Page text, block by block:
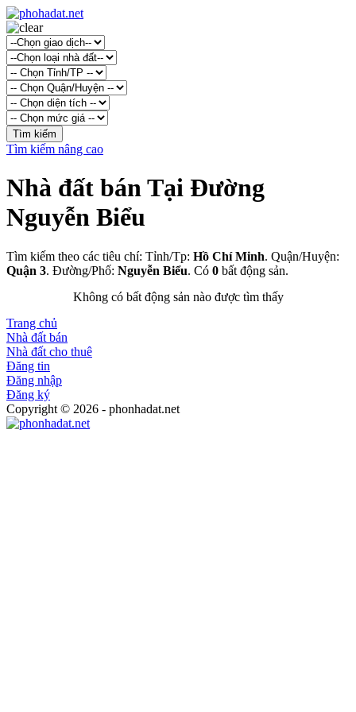
Tìm kiếm nâng cao
Nhà đất bán Tại Đường
Nguyễn Biểu
Tìm kiếm theo các tiêu chí: Tỉnh/Tp: Hồ Chí Minh. Quận/Huyện:
Quận 3. Đường/Phố: Nguyễn Biểu. Có 0 bất động sản.
Không có bất động sản nào được tìm thấy
Trang chủ
Nhà đất bán
Nhà đất cho thuê
Đăng tin
Đăng nhập
Đăng ký
Copyright © 2026 - phonhadat.net